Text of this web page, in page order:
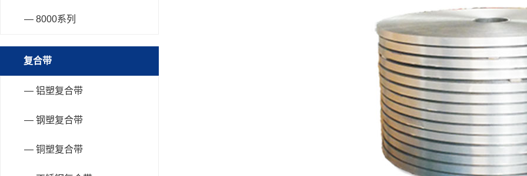
— 8000系列
复合带
— 铝塑复合带
— 钢塑复合带
— 铜塑复合带